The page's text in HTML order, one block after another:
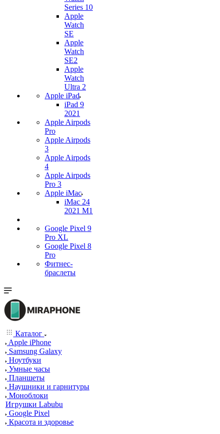
Series 10
Apple
Watch
SE
Apple
Watch
SE2
Apple
Watch
Ultra 2
Apple iPad
iPad 9
2021
Apple Airpods
Pro
Apple Airpods
3
Apple Airpods
4
Apple Airpods
Pro 3
Apple iMac
iMac 24
2021 M1
Google Pixel 9
Pro XL
Google Pixel 8
Pro
Фитнес-
браслеты
Каталог
Apple iPhone
Samsung Galaxy
Ноутбуки
Умные часы
Планшеты
Наушники и гарнитуры
Моноблоки
Игрушки Labubu
Google Pixel
Красота и здоровье